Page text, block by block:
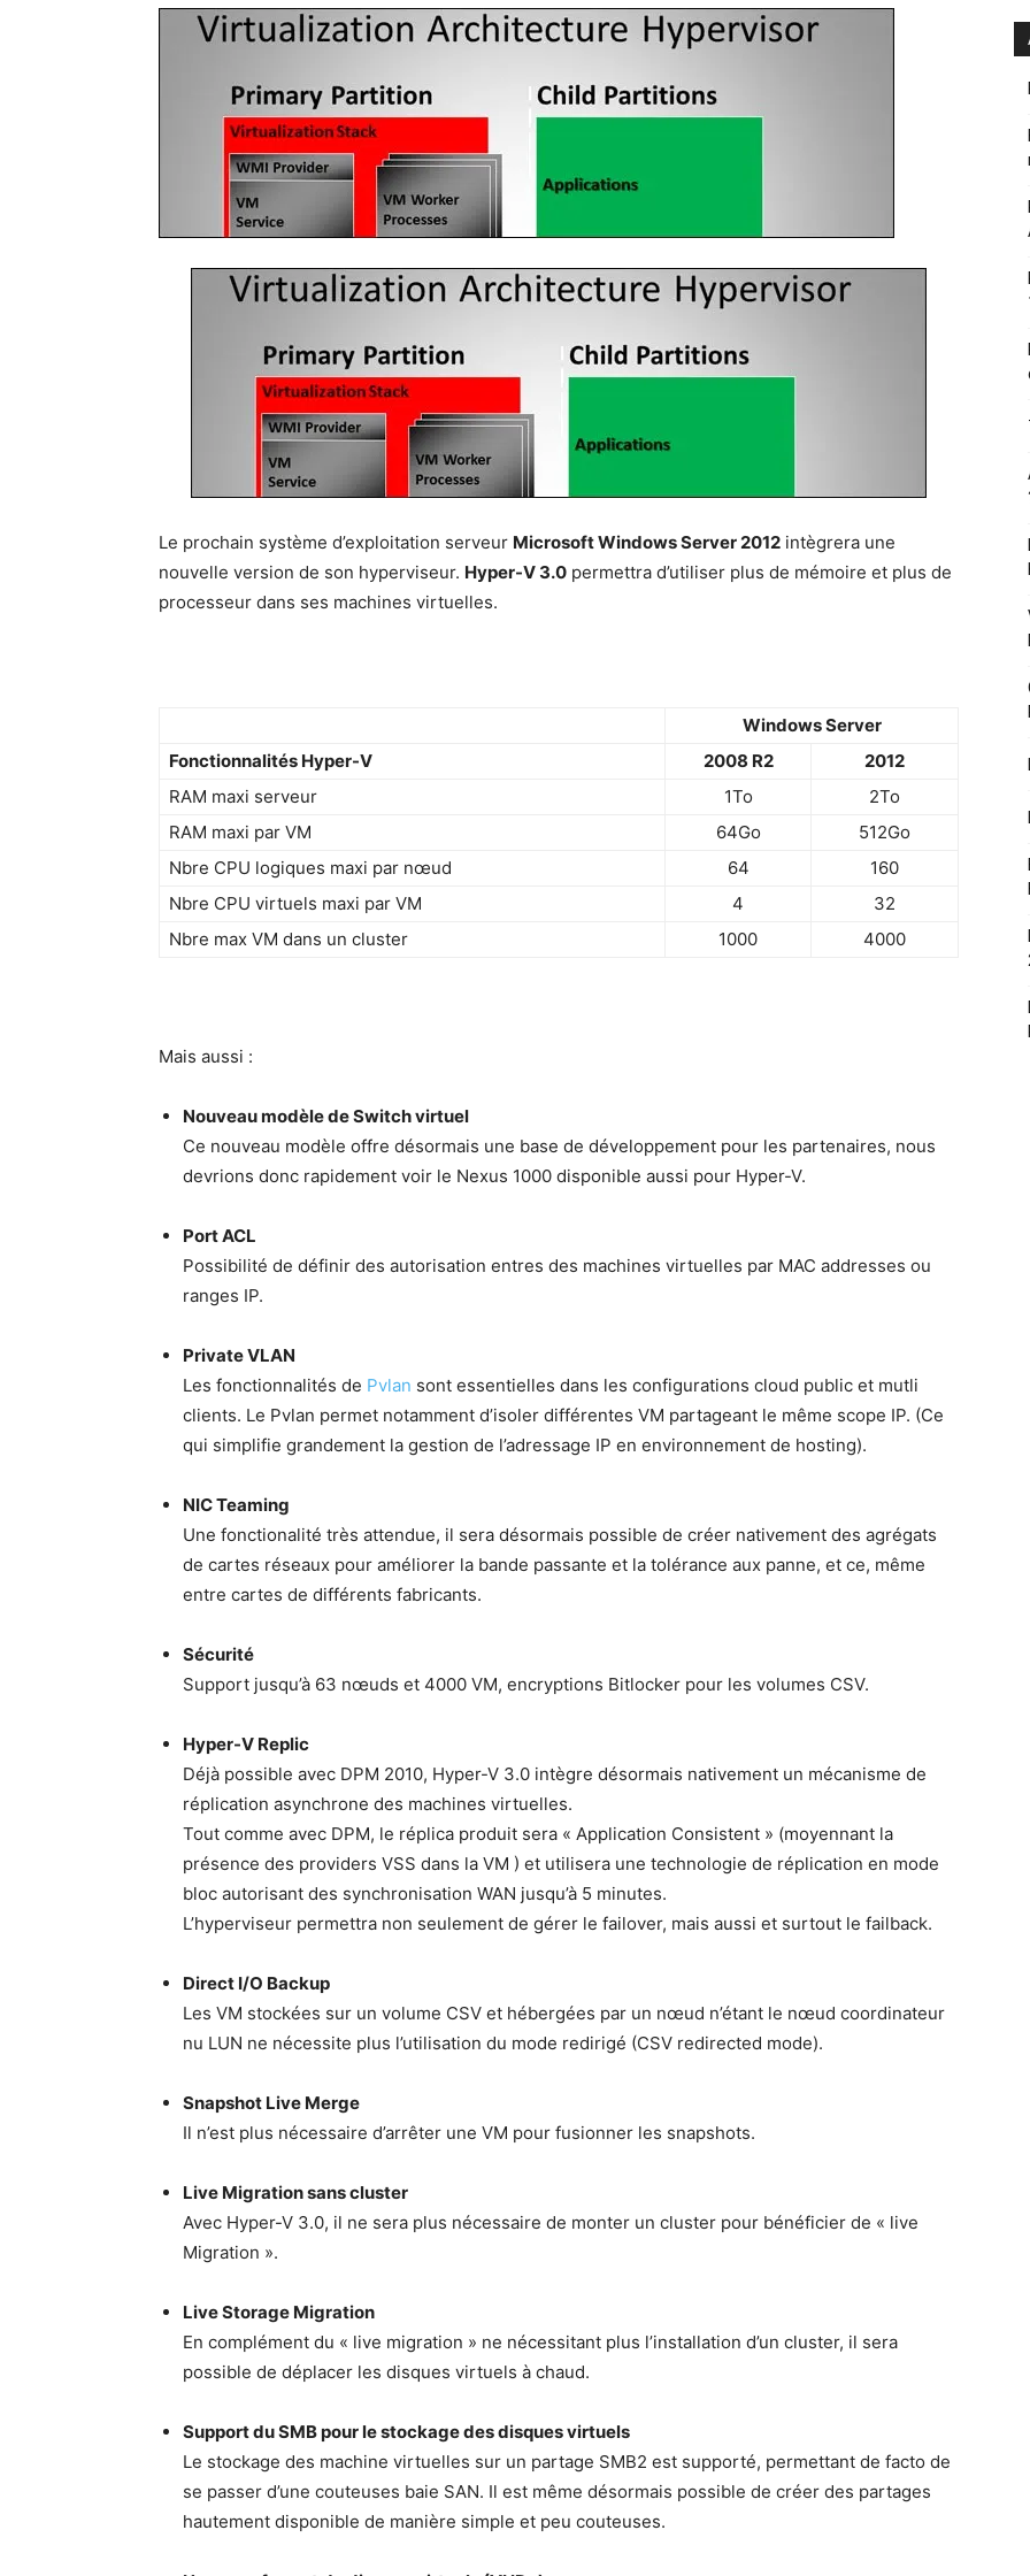
Le prochain système d’exploitation serveur Microsoft Windows Server 2012 intègrera une
nouvelle version de son hyperviseur. Hyper-V 3.0 permettra d’utiliser plus de mémoire et plus de
processeur dans ses machines virtuelles.
Windows Server
Fonctionnalités Hyper-V
2008 R2
2012
RAM maxi serveur
1To
2To
RAM maxi par VM
64Go
512Go
Nbre CPU logiques maxi par nœud
64
160
Nbre CPU virtuels maxi par VM
4
32
Nbre max VM dans un cluster
1000 4000
Mais aussi :
Nouveau modèle de Switch virtuel
Ce nouveau modèle offre désormais une base de développement pour les partenaires, nous
devrions donc rapidement voir le Nexus 1000 disponible aussi pour Hyper-V.
Port ACL
Possibilité de définir des autorisation entres des machines virtuelles par MAC addresses ou
ranges IP.
Private VLAN
Les fonctionnalités de Pvlan sont essentielles dans les configurations cloud public et mutli
clients. Le Pvlan permet notamment d’isoler différentes VM partageant le même scope IP. (Ce
qui simplifie grandement la gestion de l’adressage IP en environnement de hosting).
NIC Teaming
Une fonctionalité très attendue, il sera désormais possible de créer nativement des agrégats
de cartes réseaux pour améliorer la bande passante et la tolérance aux panne, et ce, même
entre cartes de différents fabricants.
Sécurité
Support jusqu’à 63 nœuds et 4000 VM, encryptions Bitlocker pour les volumes CSV.
Hyper-V Replic
Déjà possible avec DPM 2010, Hyper-V 3.0 intègre désormais nativement un mécanisme de
réplication asynchrone des machines virtuelles.
Tout comme avec DPM, le réplica produit sera « Application Consistent » (moyennant la
présence des providers VSS dans la VM ) et utilisera une technologie de réplication en mode
bloc autorisant des synchronisation WAN jusqu’à 5 minutes.
L’hyperviseur permettra non seulement de gérer le failover, mais aussi et surtout le failback.
Direct I/O Backup
Les VM stockées sur un volume CSV et hébergées par un nœud n’étant le nœud coordinateur
nu LUN ne nécessite plus l’utilisation du mode redirigé (CSV redirected mode).
Snapshot Live Merge
Il n’est plus nécessaire d’arrêter une VM pour fusionner les snapshots.
Live Migration sans cluster
Avec Hyper-V 3.0, il ne sera plus nécessaire de monter un cluster pour bénéficier de « live
Migration ».
Live Storage Migration
En complément du « live migration » ne nécessitant plus l’installation d’un cluster, il sera
possible de déplacer les disques virtuels à chaud.
Support du SMB pour le stockage des disques virtuels
Le stockage des machine virtuelles sur un partage SMB2 est supporté, permettant de facto de
se passer d’une couteuses baie SAN. Il est même désormais possible de créer des partages
hautement disponible de manière simple et peu couteuses.